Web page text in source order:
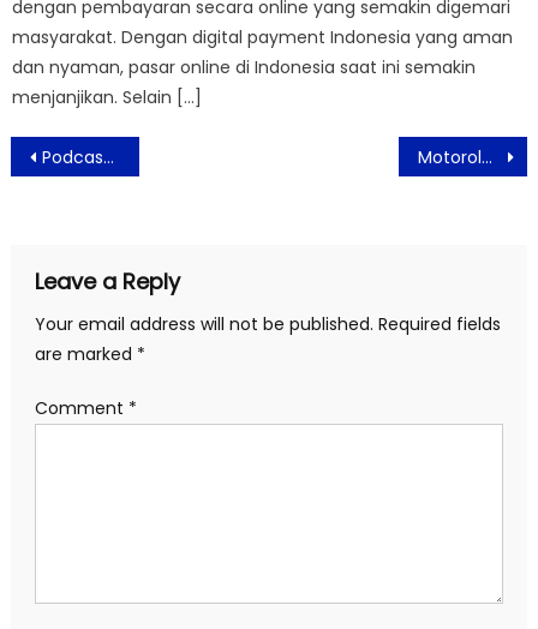
dengan pembayaran secara online yang semakin digemari
masyarakat. Dengan digital payment Indonesia yang aman
dan nyaman, pasar online di Indonesia saat ini semakin
menjanjikan. Selain […]
Post
navigation
Podcast Rapot Bikin Heboh, The Lantis Bikin Haru, Musikal Keluarga Cemara 2025 Tambah Warna Baru! Motorola edge 60 FUSION Dilengkapi Kamera 50 MP Terbaik dan Pertama di dunia
Leave a Reply
Your email address will not be published. Required fields
are marked *
Comment *